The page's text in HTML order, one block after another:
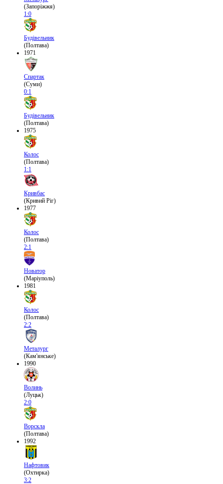
(Запоріжжя)
1:0
Будівельник
(Полтава)
1971
Спартак
(Суми)
0:1
Будівельник
(Полтава)
1975
Колос
(Полтава)
1:1
Кривбас
(Кривий Ріг)
1977
Колос
(Полтава)
2:1
Новатор
(Маріуполь)
1981
Колос
(Полтава)
2:2
Металург
(Кам'янське)
1990
Волинь
(Луцьк)
2:0
Ворскла
(Полтава)
1992
Нафтовик
(Охтирка)
3:2